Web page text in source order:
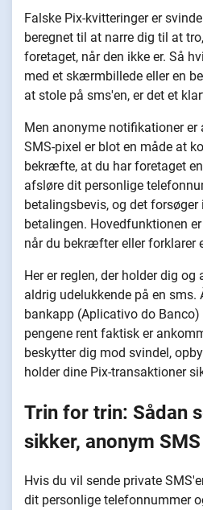
Falske Pix-kvitteringer er
beregnet til at narre dig til at
foretaget, når den ikke er. Så
med et skærmbillede eller en
at stole på sms'en, er det et
Men anonyme notifikationer er
SMS-pixel er blot en måde at
bekræfte, at du har foretaget
afsløre dit personlige
betalingsbevis, og det forsøger
betalingen. Hovedfunktionen
når du bekræfter eller forklarer
Her er reglen, der holder dig
aldrig udelukkende på en
bankapp (Aplicativo do
pengene rent faktisk er
beskytter dig mod svindel,
holder dine Pix-transaktioner
Trin for trin: Sådan
sikker, anonym
Hvis du vil sende private
dit personlige telefonnummer